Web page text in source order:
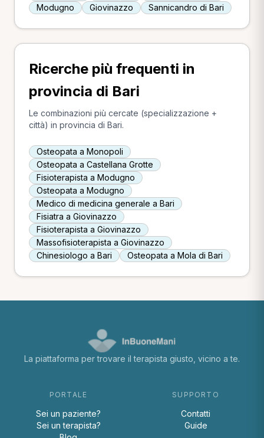
Modugno
Giovinazzo Sannicandro di Bari
Ricerche più frequenti in
provincia di Bari
Le combinazioni più cercate (specializzazione +
città) in provincia di Bari.
Osteopata a Monopoli
Osteopata a Castellana Grotte
Fisioterapista a Modugno
Osteopata a Modugno
Medico di medicina generale a Bari
Fisiatra a Giovinazzo
Fisioterapista a Giovinazzo
Massofisioterapista a Giovinazzo
Chinesiologo a Bari
Osteopata a Mola di Bari
La piattaforma per trovare il terapista giusto, vicino a te.
PORTALE
Sei un paziente?
Sei un terapista?
SUPPORTO
Contatti
Guide